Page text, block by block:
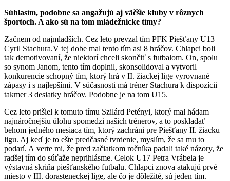
Súhlasím, podobne sa angažujú aj väčšie kluby v rôznych
športoch. A ako sú na tom mládežnícke tímy?
Začnem od najmladších. Cez leto prevzal tím PFK Piešťany U13
Cyril Stachura.V tej dobe mal tento tím asi 8 hráčov. Chlapci boli
tak demotivovaní, že niektorí chceli skončiť s futbalom. On, spolu
so synom Janom, tento tím doplnil, skonsolidoval a vytvoril
konkurencie schopný tím, ktorý hrá v II. žiackej lige vyrovnané
zápasy i s najlepšími. V súčasnosti má tréner Stachura k dispozícii
takmer 3 desiatky hráčov. Podobne je na tom U15.
Cez leto prišiel k tomuto tímu Szilárd Petényi, ktorý mal hádam
najnáročnejšiu úlohu spomedzi našich trénerov, a to poskladať
behom jedného mesiaca tím, ktorý zachráni pre Piešťany II. žiacku
ligu. Aj keď je to ešte predčasné tvrdenie, myslím, že sa mu to
podarí. A verte mi, že pred začiatkom ročníka padali také názory, že
radšej tím do súťaže neprihlásme. Celok U17 Petra Vrábela je
výstavná skriňa piešťanského futbalu. Chlapci znova atakujú prvé
miesto v III. dorasteneckej lige, ale čo je dôležité, sú jeden tím.